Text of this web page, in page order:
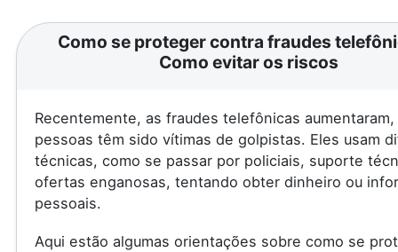
Como se proteger contra fraudes
Como evitar os riscos
Recentemente, as fraudes telefônicas
pessoas têm sido vítimas de golpistas. Eles usam
técnicas, como se passar por policiais, suporte
ofertas enganosas, tentando obter dinheiro ou
pessoais.
Aqui estão algumas orientações sobre como se